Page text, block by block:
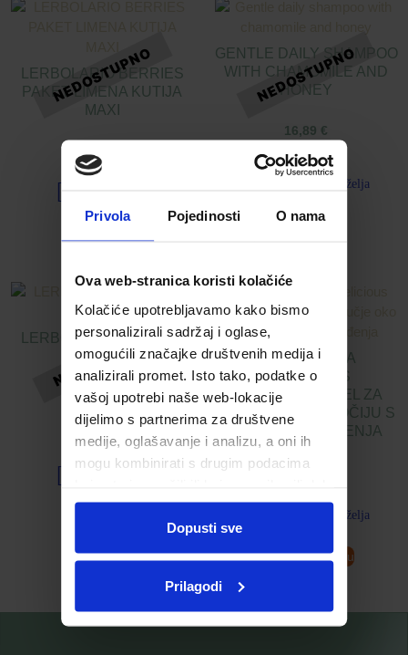
Privola Pojedinosti O nama
Ova web-stranica koristi kolačiće
Kolačiće upotrebljavamo kako bismo
personalizirali sadržaj i oglase,
omogućili značajke društvenih medija i
analizirali promet. Isto tako, podatke o
vašoj upotrebi naše web-lokacije
dijelimo s partnerima za društvene
medije, oglašavanje i analizu, a oni ih
mogu kombinirati s drugim podacima
ste upotrebljavali njihove usluge.
Dopusti sve
Prilagodi
LERBOLARIO BERRIES
PAKET LIMENA KUTIJA
MAXI
GENTLE DAILY SHAMPOO
WITH CHAMOMILE AND
HONEY
16,89 €
Dodaj u listu želja
LERBOLARIO BERRIES
PARFEM
28,74€
Pročitaj više
APIVITA AQUA
BEELICIOUS
HIDRATANTNI GEL ZA
PODRUČJE OKO OČIJU S
EFEKTOM HLAĐENJA
24,91
Dodaj u listu želja
Dodaj u košaricu